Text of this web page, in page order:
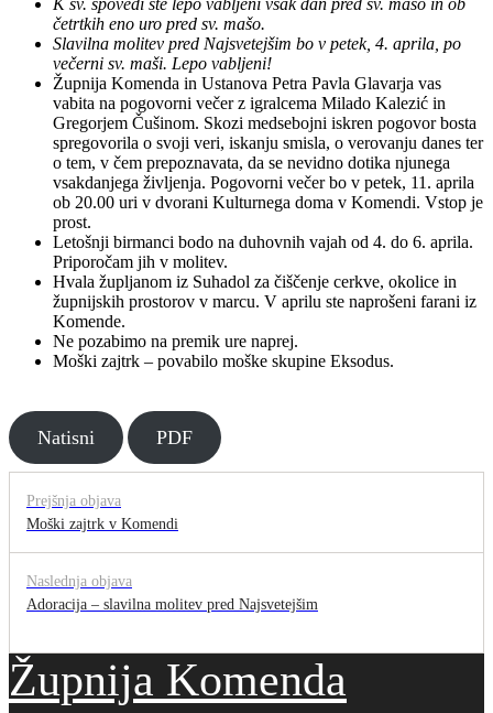
K sv. spovedi ste lepo vabljeni vsak dan pred sv. mašo in ob
četrtkih eno uro pred sv. mašo.
Slavilna molitev pred Najsvetejšim bo v petek, 4. aprila, po
večerni sv. maši. Lepo vabljeni!
Župnija Komenda in Ustanova Petra Pavla Glavarja vas
vabita na pogovorni večer z igralcema Milado Kalezić in
Gregorjem Čušinom. Skozi medsebojni iskren pogovor bosta
spregovorila o svoji veri, iskanju smisla, o verovanju danes ter
o tem, v čem prepoznavata, da se nevidno dotika njunega
vsakdanjega življenja. Pogovorni večer bo v petek, 11. aprila
ob 20.00 uri v dvorani Kulturnega doma v Komendi. Vstop je
prost.
Letošnji birmanci bodo na duhovnih vajah od 4. do 6. aprila.
Priporočam jih v molitev.
Hvala župljanom iz Suhadol za čiščenje cerkve, okolice in
župnijskih prostorov v marcu. V aprilu ste naprošeni farani iz
Komende.
Ne pozabimo na premik ure naprej.
Moški zajtrk – povabilo moške skupine Eksodus.
Natisni PDF
Prejšnja objava
Moški zajtrk v Komendi
Naslednja objava
Adoracija – slavilna molitev pred Najsvetejšim
Župnija Komenda